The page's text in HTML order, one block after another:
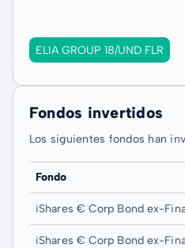
ELIA GROUP 18/UND FLR
Fondos invertidos
Los siguientes fondos han
Fondo
iShares € Corp Bond ex-
iShares € Corp Bond ex-